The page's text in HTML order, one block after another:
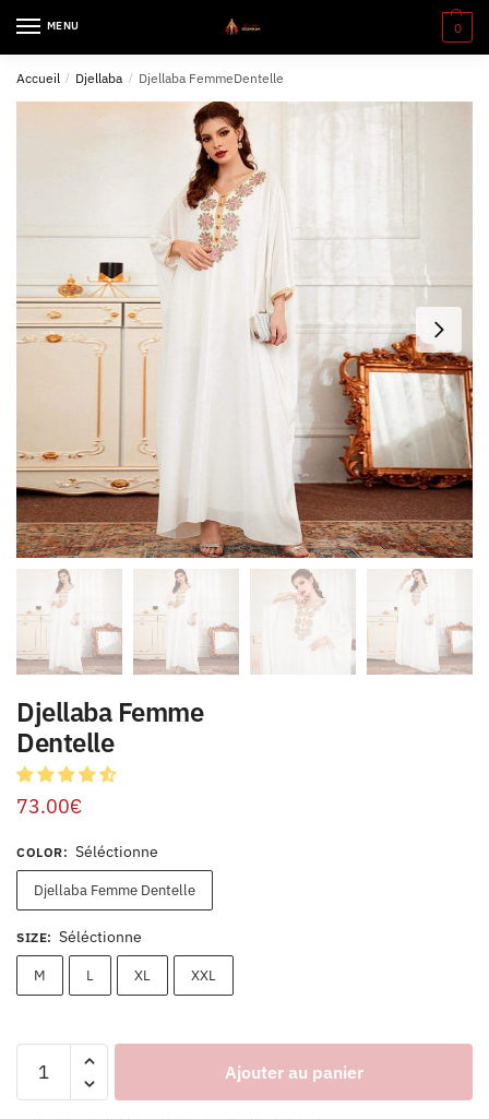
MENU 0
Accueil / Djellaba / Djellaba FemmeDentelle
Djellaba Femme
Dentelle
73.00€
COLOR: Séléctionne
Djellaba Femme Dentelle
SIZE: Séléctionne
M L XL XXL
Ajouter au panier